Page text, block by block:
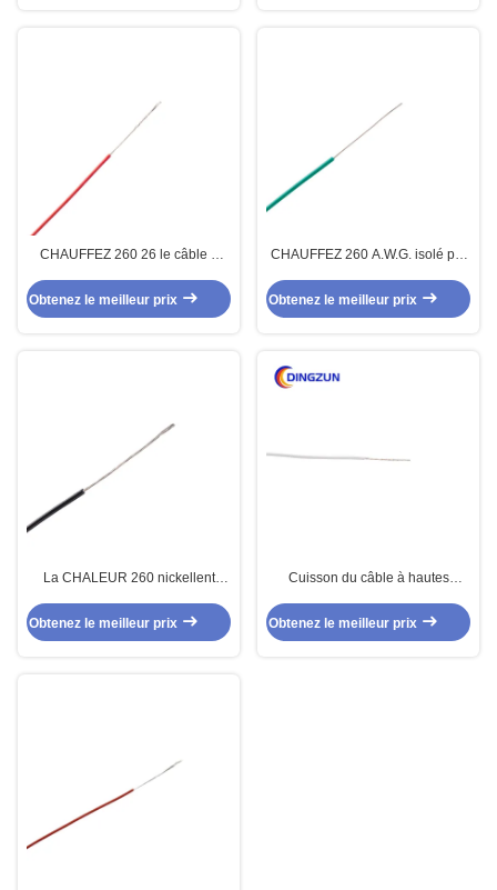
CHAUFFEZ 260 26 le câble à
PTFE d'A.W.G. 22 d'A.W.G. 24
pour les appareils électriques
Obtenez le meilleur prix
CHAUFFEZ 260 A.W.G. isolé par
multiconducteur de câble 12
Obtenez le meilleur prix
La CHALEUR 260 nickellent
hautes températures de cuivre 17
du câble 18 de PTFE
Obtenez le meilleur prix
Cuisson du câble à hautes
PTFE
Obtenez le meilleur prix